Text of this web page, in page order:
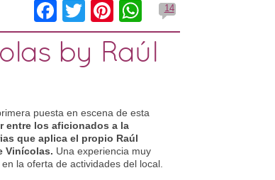
Facebook
TwitterPinterest
WhatsApp
14
by Raúl
puesta en escena de esta
entre los aficionados a la
que aplica el propio Raúl
Vinícolas. Una experiencia muy
la oferta de actividades del local.